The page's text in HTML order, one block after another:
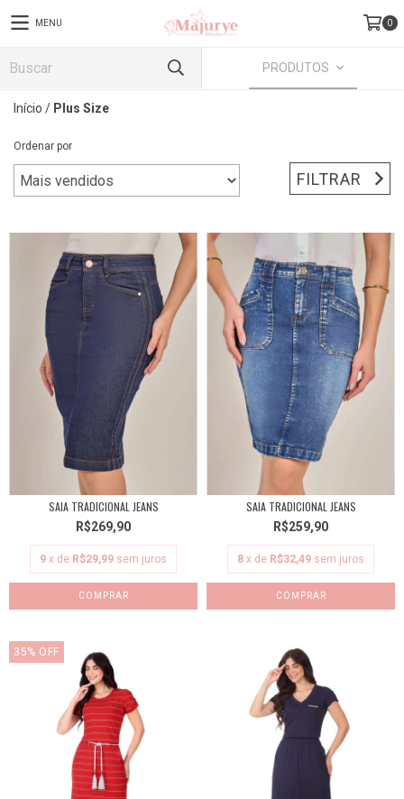
MENU 0
PRODUTOS
Início / Plus Size
Ordenar por
FILTRAR
SAIA TRADICIONAL JEANS
R$269,90
9 x de R$29,99 sem juros
COMPRAR
SAIA TRADICIONAL JEANS
R$259,90
8 x de R$32,49 sem juros
COMPRAR
35% OFF